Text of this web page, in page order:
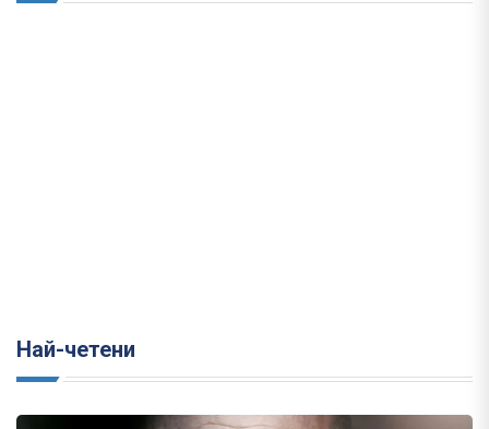
Най-четени